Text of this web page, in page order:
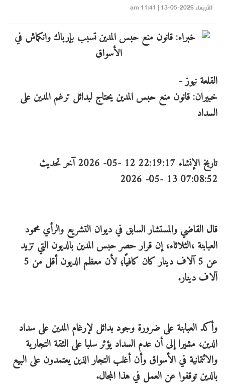
الأربعاء 2026-05-13 | 11:41 am
القلعة نيوز -
خبيران: قانون منع حبس المدين يحتاج لبدائل ترغم المدين على
السداد
تاريخ الإنشاء 22:19:17 12 -05- 2026 آخر تحديث
07:08:52 13 -05- 2026
قال القاضي والمستشار السابق في ديوان التشريع والرأي محمود
العبابنة ،الثلاثاء، إن قرار حصر حبس المدين بالديون التي تزيد
عن 5 آلاف دينار كان كافيًا؛ لأن معظم الديون أقل من 5
آلاف دينار.
وأكد العبابنة على ضرورة وجود بدائل لإرغام المدين على سداد
الدين، مشيرا إلى أن عدم السداد يؤثر سلبا على الثقة التجارية
والائتمانية في الأسواق وأن أغلب التجار الذين يعتمدون على البيع
بالدين توقفوا عن العمل في هذا المجال.